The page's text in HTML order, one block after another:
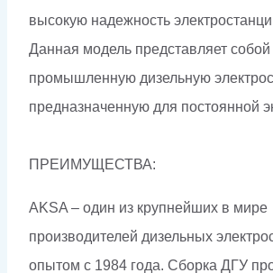
высокую надежность
Данная модель представляет собой
промышленную дизельную
предназначенную для постоянной
ПРЕИМУЩЕСТВА:
AKSA – один из крупнейших в мире
производителей дизельных
опытом с 1984 года. Сборка ДГУ